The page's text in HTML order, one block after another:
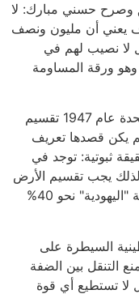
وصرح حسني مبارك: لا
يعني أن مليون ونصف
لا نصيب لهم في
وهو ورقة المساومة
من المهم أن نذكر: حين قررت الأمم المتحدة عام 1947 تقسيم
لم يكن قصدها تعريف
ثبوتية: توجد في
يجب تقسيم الأرض
بينهما. (كان من المفترض أن تشمل الدولة "اليهودية" نحو 40%
السيطرة على
التنقل بين الضفة
لا تستطيع أي قوة